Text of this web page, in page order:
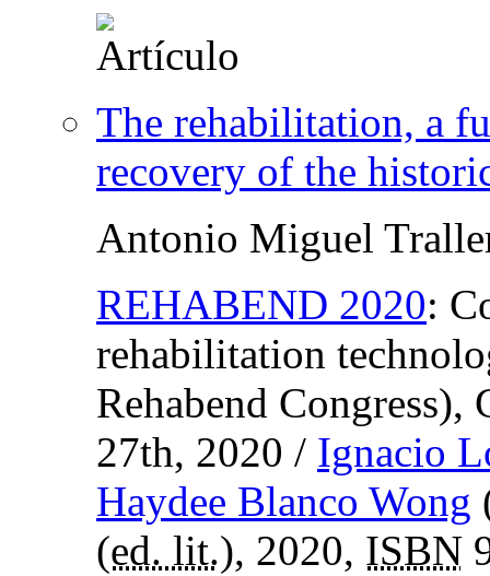
The rehabilitation, a
recovery of the
Antonio Miguel
REHABEND 2020:
rehabilitation
Rehabend
27th, 2020 / Ignacio
Haydee Blanco Wong
(ed. lit.), 2020, ISBN